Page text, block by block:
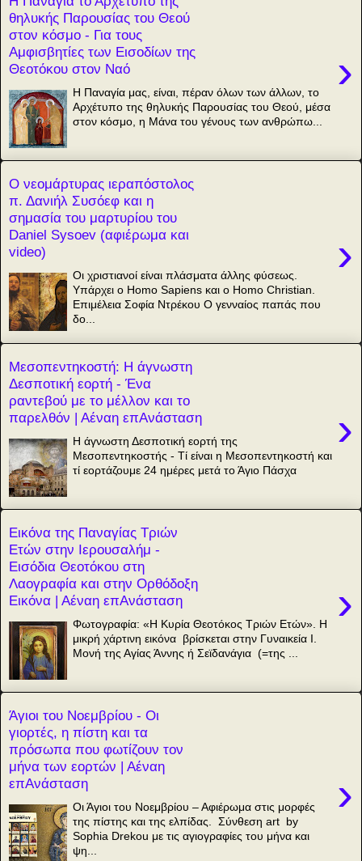
θηλυκής Παρουσίας του Θεού
στον κόσμο - Για τους
Αμφισβητίες των Εισοδίων της
Θεοτόκου στον Ναό
›
Η Παναγία μας, είναι, πέραν όλων των άλλων, το
Αρχέτυπο της θηλυκής Παρουσίας του Θεού, μέσα
στον κόσμο, η Μάνα του γένους των ανθρώπω...
Ο νεομάρτυρας ιεραπόστολος
π. Δανιήλ Συσόεφ και η
σημασία του μαρτυρίου του
Daniel Sysoev (αφιέρωμα και
video)
›
Οι χριστιανοί είναι πλάσματα άλλης φύσεως.
Υπάρχει ο Homo Sapiens και o Homo Christian.
Επιμέλεια Σοφία Ντρέκου Ο γενναίος παπάς που
δο...
Μεσοπεντηκοστή: Η άγνωστη
Δεσποτική εορτή - Ένα
ραντεβού με το μέλλον και το
παρελθόν | Αέναη επΑνάσταση
›
Η άγνωστη Δεσποτική εορτή της
Μεσοπεντηκοστής - Τί είναι η Μεσοπεντηκοστή και
τί εορτάζουμε 24 ημέρες μετά το Άγιο Πάσχα
Εικόνα της Παναγίας Τριών
Ετών στην Ιερουσαλήμ -
Εισόδια Θεοτόκου στη
Λαογραφία και στην Ορθόδοξη
Εικόνα | Αέναη επΑνάσταση
›
Φωτογραφία: «Η Κυρία Θεοτόκος Τριών Ετών». Η
μικρή χάρτινη εικόνα βρίσκεται στην Γυναικεία Ι.
Μονή της Αγίας Άννης ή Σεϊδανάγια (=της ...
Άγιοι του Νοεμβρίου - Οι
γιορτές, η πίστη και τα
πρόσωπα που φωτίζουν τον
μήνα των εορτών | Αέναη
επΑνάσταση
›
Οι Άγιοι του Νοεμβρίου – Αφιέρωμα στις μορφές
της πίστης και της ελπίδας. Σύνθεση art by
Sophia Drekou με τις αγιογραφίες του μήνα και
ψη...